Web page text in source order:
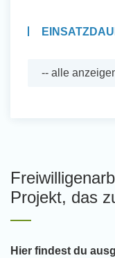
Projekt, das
Hier findest du